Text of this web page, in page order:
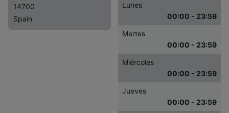
14700
Spain
Lunes
00:00 - 23:59
Martes
00:00 - 23:59
Miércoles
00:00 - 23:59
Jueves
00:00 - 23:59